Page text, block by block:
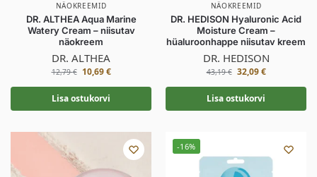
NÄOKREEMID
DR. ALTHEA Aqua Marine
Watery Cream – niisutav
näokreem
DR. ALTHEA
12,79€ 10,69€
Lisa ostukorvi
NÄOKREEMID
DR. HEDISON Hyaluronic Acid
Moisture Cream –
hüaluroonhappe niisutav kreem
DR. HEDISON
43,19€ 32,09€
Lisa ostukorvi
-16%